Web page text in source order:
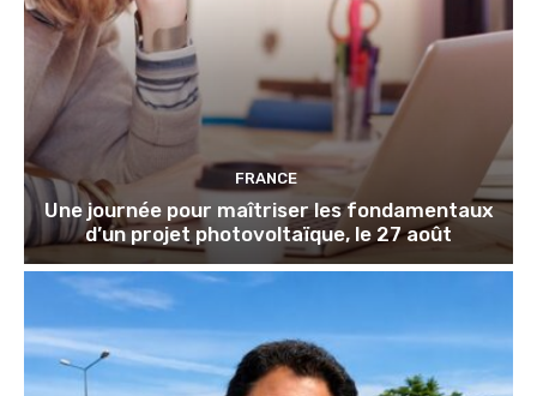
FRANCE
Une journée pour maîtriser les fondamentaux
d’un projet photovoltaïque, le 27 août